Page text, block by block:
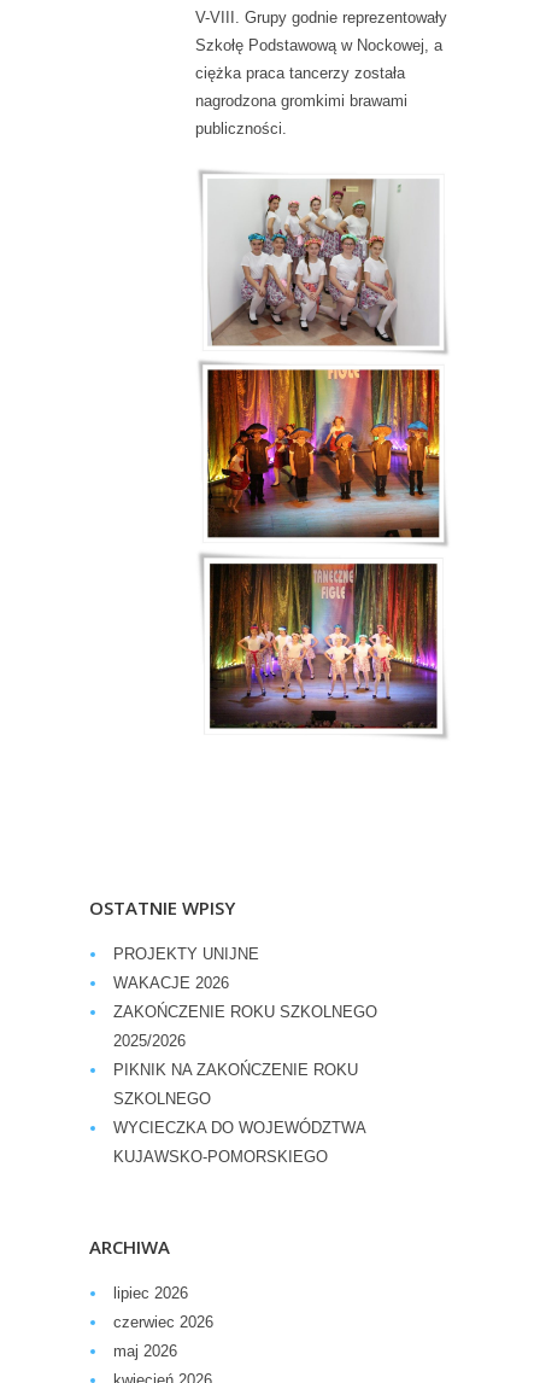
V-VIII. Grupy godnie reprezentowały
Szkołę Podstawową w Nockowej, a
ciężka praca tancerzy została
nagrodzona gromkimi brawami
publiczności.
OSTATNIE WPISY
PROJEKTY UNIJNE
WAKACJE 2026
ZAKOŃCZENIE ROKU SZKOLNEGO
2025/2026
PIKNIK NA ZAKOŃCZENIE ROKU
SZKOLNEGO
WYCIECZKA DO WOJEWÓDZTWA
KUJAWSKO-POMORSKIEGO
ARCHIWA
lipiec 2026
czerwiec 2026
maj 2026